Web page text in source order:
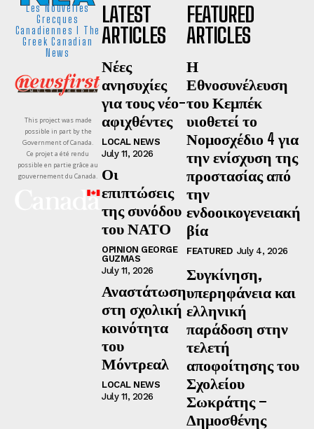
Les Nouvelles
Grecques
Canadiennes I The
Greek Canadian
News
This project was made
possible in part by the
Government of Canada.
Ce projet a été rendu
possible en partie grâce au
gouvernement du Canada.
LATEST
ARTICLES
Νέες
ανησυχίες
για τους νέο-
αφιχθέντες
LOCAL NEWS
July 11, 2026
Οι
επιπτώσεις
της συνόδου
του ΝΑΤΟ
OPINION GEORGE
GUZMAS
July 11, 2026
Αναστάτωση
στη σχολική
κοινότητα
του
Μόντρεαλ
LOCAL NEWS
July 11, 2026
FEATURED
ARTICLES
Η
Εθνοσυνέλευση
του Κεμπέκ
υιοθετεί το
Νομοσχέδιο 4 για
την ενίσχυση της
προστασίας από
την
ενδοοικογενειακή
βία
FEATURED July 4, 2026
Συγκίνηση,
υπερηφάνεια και
ελληνική
παράδοση στην
τελετή
αποφοίτησης του
Σχολείου
Σωκράτης –
Δημοσθένης